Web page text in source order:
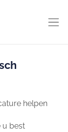
helpen
u best